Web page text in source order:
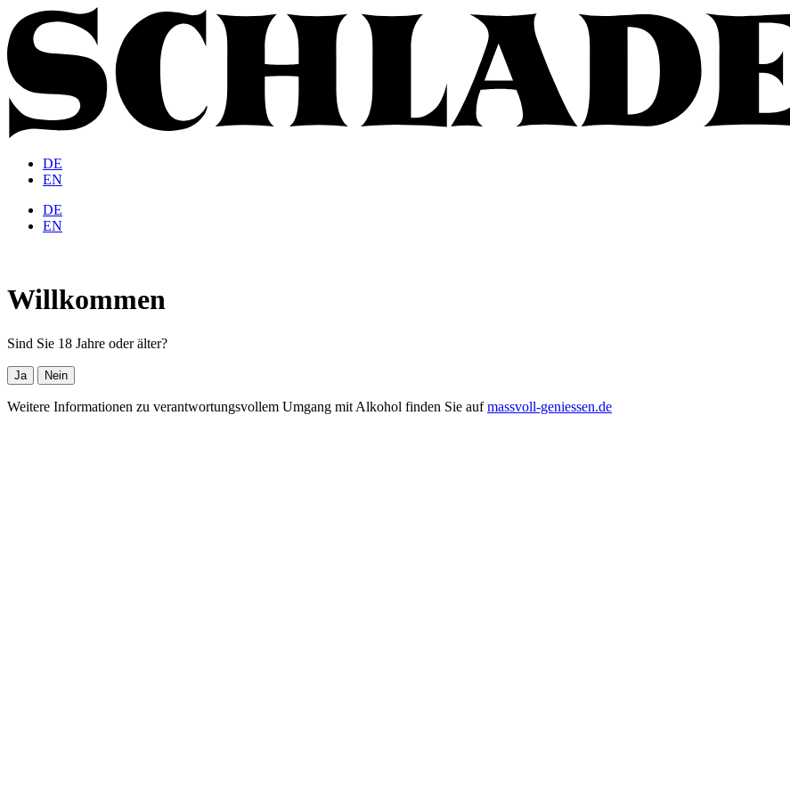
DE
EN
DE
EN
Willkommen
Sind Sie 18 Jahre oder älter?
Ja Nein
Weitere Informationen zu verantwortungsvollem Umgang mit Alkohol finden Sie aufmassvoll-geniessen.de